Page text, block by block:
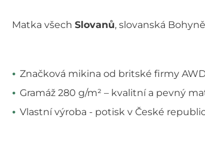
Matka všech Slovanů, slovanská Bohyně
Značková mikina od britské firmy
Gramáž 280 g/m² – kvalitní a pevný
Vlastní výroba - potisk v České